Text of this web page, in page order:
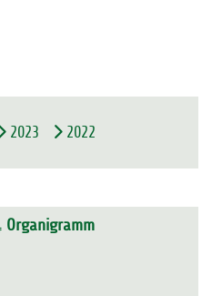
2023 2022
Organigramm